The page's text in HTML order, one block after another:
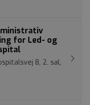
for Led- og
8, 2. sal,